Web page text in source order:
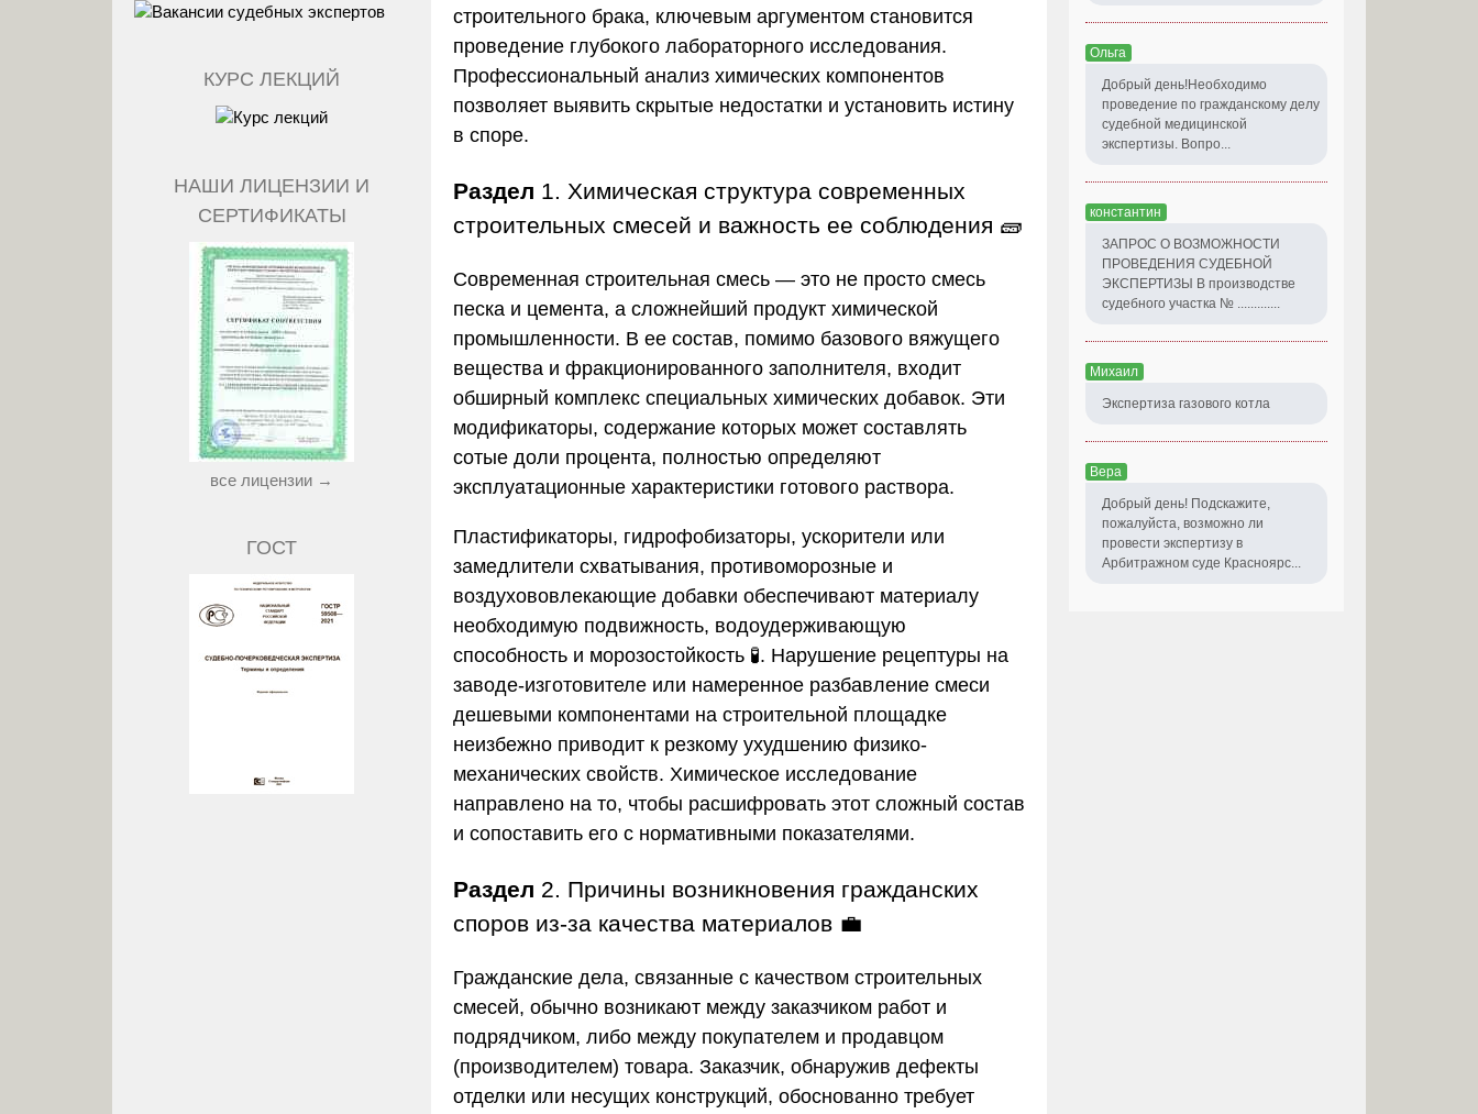
строительного брака, ключевым аргументом становится
проведение глубокого лабораторного исследования.
Профессиональный анализ химических компонентов
позволяет выявить скрытые недостатки и установить истину
в споре.
Раздел 1. Химическая структура современных
строительных смесей и важность ее соблюдения 🧱
Современная строительная смесь — это не просто смесь
песка и цемента, а сложнейший продукт химической
промышленности. В ее состав, помимо базового вяжущего
вещества и фракционированного заполнителя, входит
обширный комплекс специальных химических добавок. Эти
модификаторы, содержание которых может составлять
сотые доли процента, полностью определяют
эксплуатационные характеристики готового раствора.
Пластификаторы, гидрофобизаторы, ускорители или
замедлители схватывания, противоморозные и
воздухововлекающие добавки обеспечивают материалу
необходимую подвижность, водоудерживающую
способность и морозостойкость 🧪. Нарушение рецептуры на
заводе-изготовителе или намеренное разбавление смеси
дешевыми компонентами на строительной площадке
неизбежно приводит к резкому ухудшению физико-
механических свойств. Химическое исследование
направлено на то, чтобы расшифровать этот сложный состав
и сопоставить его с нормативными показателями.
Раздел 2. Причины возникновения гражданских
споров из-за качества материалов 💼
Гражданские дела, связанные с качеством строительных
смесей, обычно возникают между заказчиком работ и
подрядчиком, либо между покупателем и продавцом
(производителем) товара. Заказчик, обнаружив дефекты
отделки или несущих конструкций, обоснованно требует
КУРС ЛЕКЦИЙ
НАШИ ЛИЦЕНЗИИ И
СЕРТИФИКАТЫ
все лицензии →
ГОСТ
Ольга
Добрый день!Необходимо
проведение по гражданскому делу
судебной медицинской
экспертизы. Вопро...
константин
ЗАПРОС О ВОЗМОЖНОСТИ
ПРОВЕДЕНИЯ СУДЕБНОЙ
ЭКСПЕРТИЗЫ В производстве
судебного участка № .............
Михаил
Экспертиза газового котла
Вера
Добрый день! Подскажите,
пожалуйста, возможно ли
провести экспертизу в
Арбитражном суде Красноярс...